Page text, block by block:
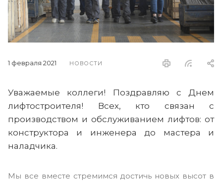
1 февраля 2021 НОВОСТИ
Уважаемые коллеги! Поздравляю с Днем
лифтостроителя! Всех, кто связан с
производством и обслуживанием лифтов: от
конструктора и инженера до мастера и
наладчика.
Мы все вместе стремимся достичь новых высот в